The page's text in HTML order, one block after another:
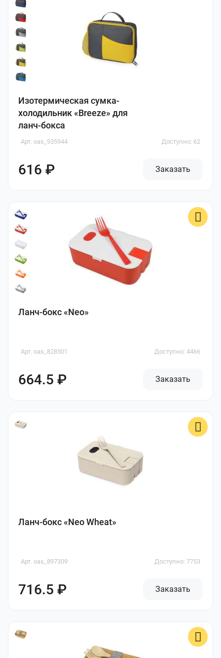
Изотермическая сумка-
холодильник «Breeze» для
ланч-бокса
Арт. oas_935944 Доступно: 62
616 ₽ Заказать
Ланч-бокс «Neo»
Арт. oas_828501 Доступно: 4466
664.5 ₽ Заказать
Ланч-бокс «Neo Wheat»
Арт. oas_897309 Доступно: 7753
716.5 ₽ Заказать